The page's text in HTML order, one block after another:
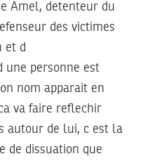
Amel, detenteur du
des victimes
et d
une personne est
nom apparait en
va faire reflechir
autour de lui, c est la
de dissuation que